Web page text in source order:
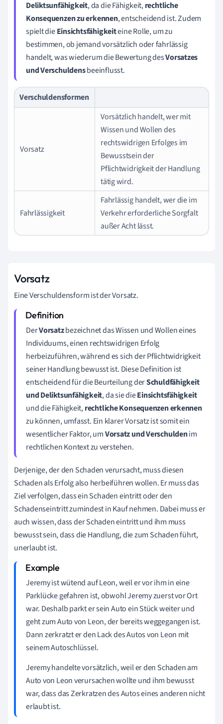
Deliktsunfähigkeit, da die Fähigkeit,rechtliche
Konsequenzen zu erkennen, entscheidend ist. Zudem
spielt dieEinsichtsfähigkeiteine Rolle, um zu
bestimmen, ob jemand vorsätzlich oder fahrlässig
handelt, was wiederum die Bewertung desVorsatzes
und Verschuldensbeeinflusst.
Verschuldensformen
Vorsatz
Vorsätzlich handelt, wer mit
Wissen und Wollen des
rechtswidrigen Erfolges im
Bewusstsein der
Pflichtwidrigkeit der Handlung
tätig wird.
Fahrlässigkeit
Fahrlässig handelt, wer die im
Verkehr erforderliche Sorgfalt
außer Acht lässt.
Vorsatz
Eine Verschuldensform ist der Vorsatz.
DerVorsatzbezeichnet das Wissen und Wollen eines
Individuums, einen rechtswidrigen Erfolg
herbeizuführen, während es sich der Pflichtwidrigkeit
seiner Handlung bewusst ist. Diese Definition ist
entscheidend für die Beurteilung derSchuldfähigkeit
und Deliktsunfähigkeit, da sie dieEinsichtsfähigkeit
und die Fähigkeit,rechtliche Konsequenzen erkennen
zu können, umfasst. Ein klarer Vorsatz ist somit ein
wesentlicher Faktor, umVorsatz und Verschuldenim
rechtlichen Kontext zu verstehen.
Derjenige, der den Schaden verursacht, muss diesen
Schaden als Erfolg also herbeiführen wollen. Er muss das
Ziel verfolgen, dass ein Schaden eintritt oder den
Schadenseintritt zumindest in Kauf nehmen. Dabei muss er
auch wissen, dass der Schaden eintritt und ihm muss
bewusst sein, dass die Handlung, die zum Schaden führt,
unerlaubt ist.
Jeremy ist wütend auf Leon, weil er vor ihm in eine
Parklücke gefahren ist, obwohl Jeremy zuerst vor Ort
war. Deshalb parkt er sein Auto ein Stück weiter und
geht zum Auto von Leon, der bereits weggegangen ist.
Dann zerkratzt er den Lack des Autos von Leon mit
seinem Autoschlüssel.
Jeremy handelte vorsätzlich, weil er den Schaden am
Auto von Leon verursachen wollte und ihm bewusst
war, dass das Zerkratzen des Autos eines anderen nicht
erlaubt ist.